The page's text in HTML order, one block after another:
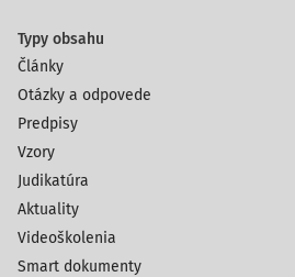
Typy obsahu
Články
Otázky a odpovede
Predpisy
Vzory
Judikatúra
Aktuality
Videoškolenia
Smart dokumenty